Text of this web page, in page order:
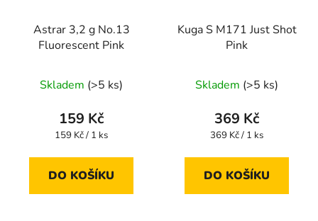
Astrar 3,2 g No.13
Fluorescent Pink
Skladem (>5 ks)
159 Kč
Měrná
159 Kč / 1 ks
DO KOŠÍKU
Kuga S M171 Just Shot
Pink
Skladem (>5 ks)
369 Kč
Měrná
369 Kč / 1 ks
DO KOŠÍKU